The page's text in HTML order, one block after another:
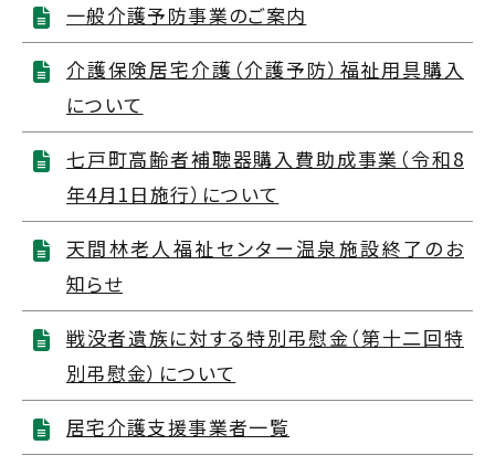
一般介護予防事業のご案内
介護保険居宅介護（介護予防）福祉用具購入
について
七戸町高齢者補聴器購入費助成事業（令和8
年4月1日施行）について
天間林老人福祉センター温泉施設終了のお
知らせ
戦没者遺族に対する特別弔慰金（第十二回特
別弔慰金）について
居宅介護支援事業者一覧